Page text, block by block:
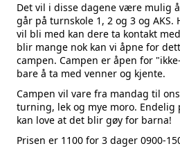
Det vil i disse dagene være mulig
går på turnskole 1, 2 og 3 og
vil bli med kan dere ta kontakt med
blir mange nok kan vi åpne for
campen. Campen er åpen for
bare å ta med venner og kjente.
Campen vil vare fra mandag til
turning, lek og mye moro. Endelig
kan love at det blir gøy for barna!
Prisen er 1100 for 3 dager 0900-